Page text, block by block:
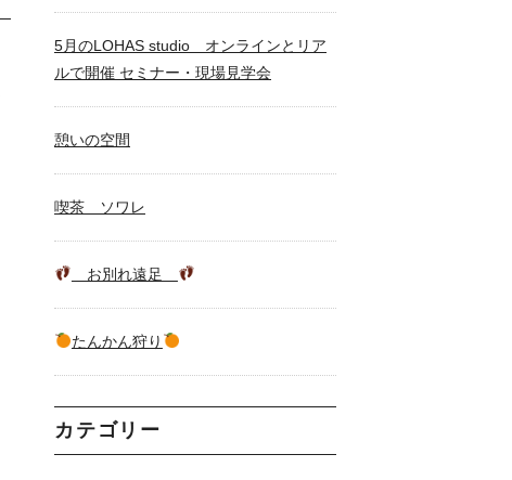
5月のLOHAS studio オンラインとリア
ルで開催 セミナー・現場見学会
憩いの空間
喫茶 ソワレ
お別れ遠足
たんかん狩り
カテゴリー